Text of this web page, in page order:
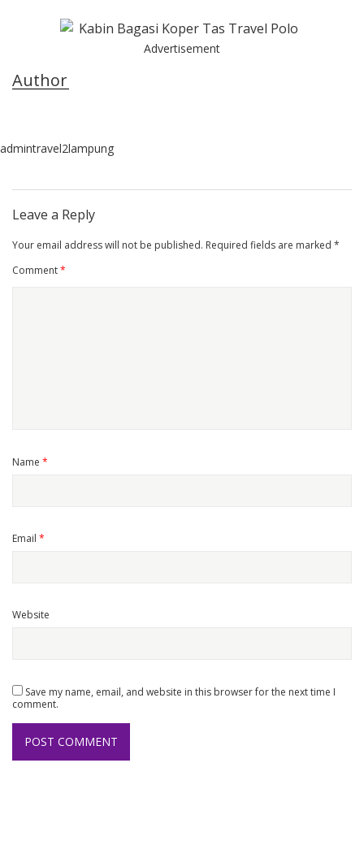
Advertisement
Author
admintravel2lampung
Leave a Reply
Your email address will not be published. Required fields are marked *
Comment*
Name *
Email *
Website
Save my name, email, and website in this browser for the next time I
comment.